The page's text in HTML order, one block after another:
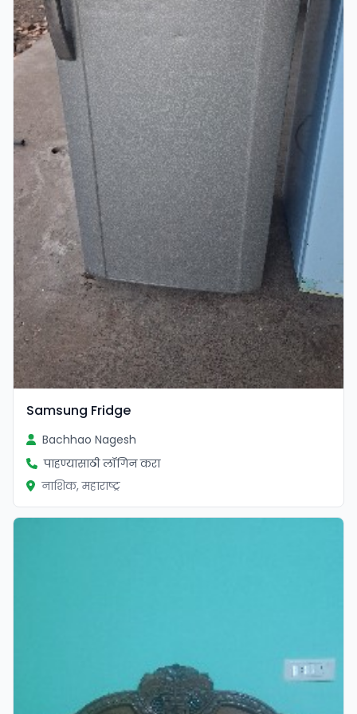
Samsung Fridge
Bachhao Nagesh
पाहण्यासाठी लॉगिन करा
नाशिक, महाराष्ट्र